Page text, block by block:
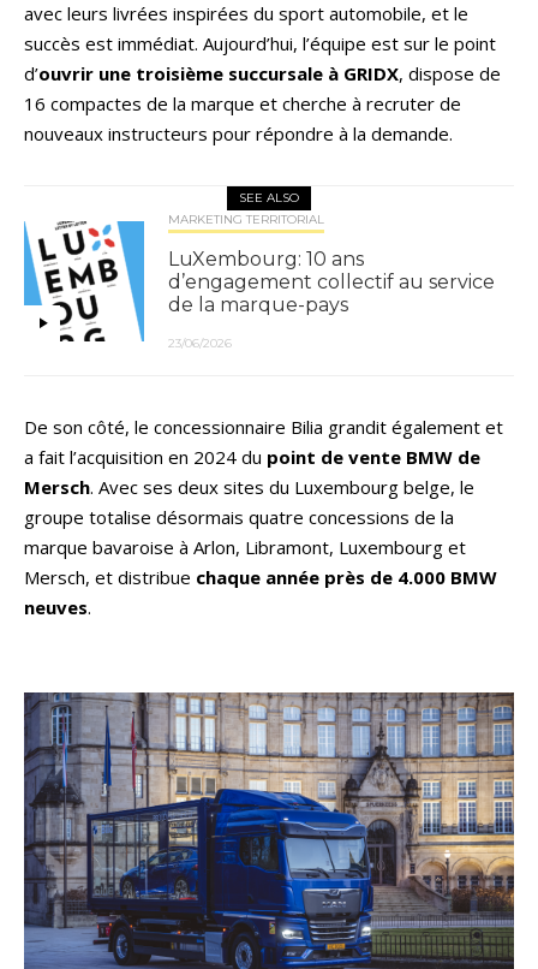
avec leurs livrées inspirées du sport automobile, et le
succès est immédiat. Aujourd’hui, l’équipe est sur le point
d’ouvrir une troisième succursale à GRIDX, dispose de
16 compactes de la marque et cherche à recruter de
nouveaux instructeurs pour répondre à la demande.
SEE ALSO
MARKETING TERRITORIAL
LuXembourg: 10 ans
d’engagement collectif au service
de la marque-pays
23/06/2026
De son côté, le concessionnaire Bilia grandit également et
a fait l’acquisition en 2024 du point de vente BMW de
Mersch. Avec ses deux sites du Luxembourg belge, le
groupe totalise désormais quatre concessions de la
marque bavaroise à Arlon, Libramont, Luxembourg et
Mersch, et distribue chaque année près de 4.000 BMW
neuves.